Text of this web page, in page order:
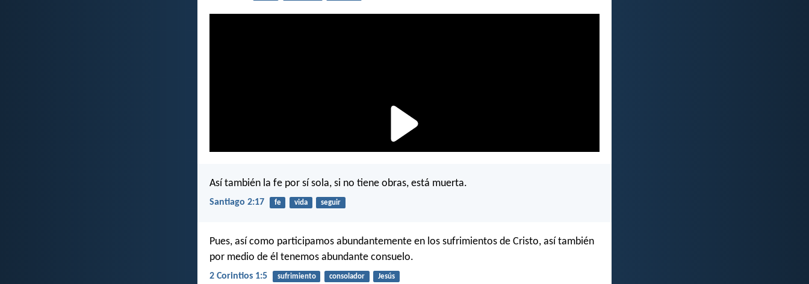
Así también la fe por sí sola, si no tiene obras, está muerta.
Santiago 2:17 fe vida seguir
Pues, así como participamos abundantemente en los sufrimientos de Cristo, así también
por medio de él tenemos abundante consuelo.
2 Corintios 1:5 sufrimiento consolador Jesús